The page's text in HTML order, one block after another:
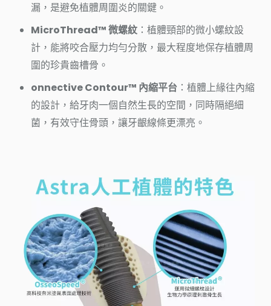
漏，是避免植體周圍炎的關鍵。
MicroThread™ 微螺紋：植體頸部的微小螺紋設
計，能將咬合壓力均勻分散，最大程度地保存植體周
圍的珍貴齒槽骨。
onnective Contour™ 內縮平台：植體上緣往內縮
的設計，給牙肉一個自然生長的空間，同時隔絕細
菌，有效守住骨頭，讓牙齦線條更漂亮。